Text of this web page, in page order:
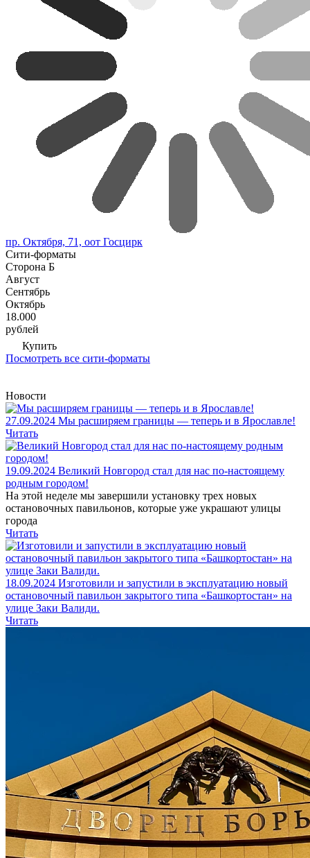
пр. Октября, 71, оот Госцирк
Сити-форматы
Сторона Б
Август
Сентябрь
Октябрь
18.000
рублей
Купить
Посмотреть все сити-форматы
Новости
27.09.2024 Мы расширяем границы — теперь и в Ярославле!
Читать
19.09.2024 Великий Новгород стал для нас по-настоящему
родным городом!
На этой неделе мы завершили установку трех новых
остановочных павильонов, которые уже украшают улицы
города
Читать
18.09.2024 Изготовили и запустили в эксплуатацию новый
остановочный павильон закрытого типа «Башкортостан» на
улице Заки Валиди.
Читать